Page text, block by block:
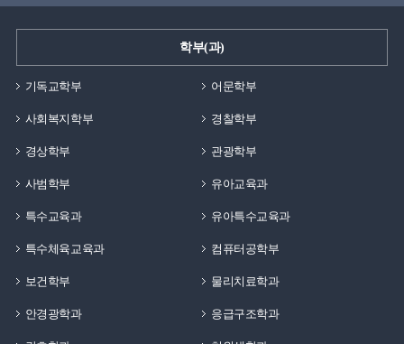
학부(과)
기독교학부 어문학부
사회복지학부 경찰학부
경상학부 관광학부
사범학부 유아교육과
특수교육과 유아특수교육과
특수체육교육과 컴퓨터공학부
보건학부 물리치료학과
안경광학과 응급구조학과